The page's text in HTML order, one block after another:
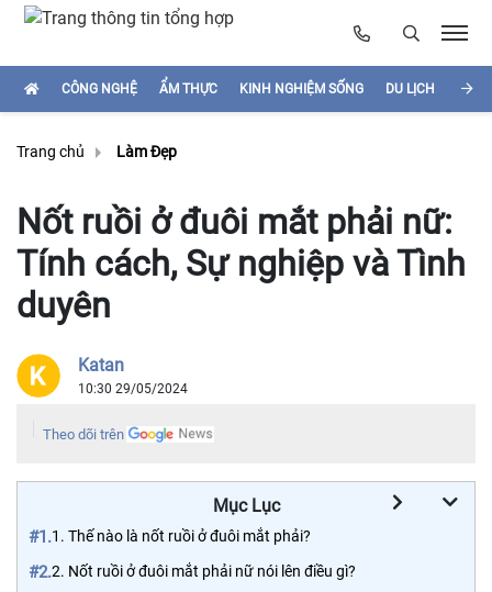
CÔNG NGHỆ ẨM THỰC KINH NGHIỆM SỐNG DU LỊCH
Trang chủ Làm Đẹp
Nốt ruồi ở đuôi mắt phải nữ:
Tính cách, Sự nghiệp và Tình
duyên
Katan
10:30 29/05/2024
Theo dõi trên
Mục Lục
#1.1. Thế nào là nốt ruồi ở đuôi mắt phải?
#2.2. Nốt ruồi ở đuôi mắt phải nữ nói lên điều gì?